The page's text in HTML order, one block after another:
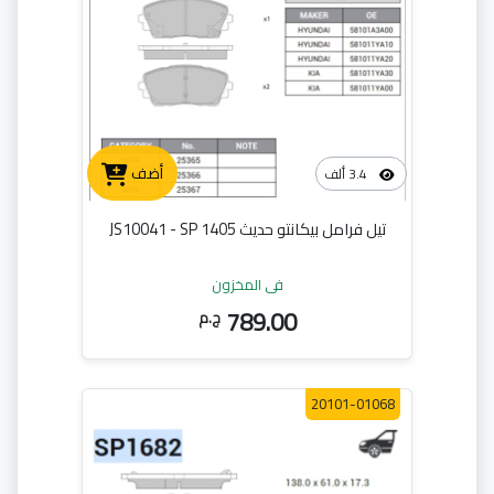
أضف
تيل فرامل بيكانتو حديث JS10041 - SP 1405
في المخزون
789.00 ج.م
20101-01068